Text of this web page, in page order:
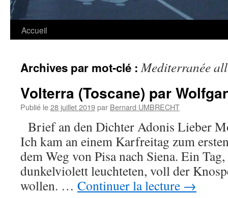
Accueil
Archives par mot-clé :Mediterranée
Volterra (Toscane) par
Publié le28 juillet 2019par Bernard UMBRECHT
Brief an den Dichter Adonis Lieber
Ich kam an einem Karfreitag zum
dem Weg von Pisa nach Siena. Ein
dunkelviolett leuchteten, voll der
wollen. … Continuer la lecture →